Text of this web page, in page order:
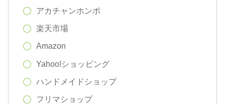
アカチャンホンポ
楽天市場
Amazon
Yahoo!ショッピング
ハンドメイドショップ
フリマショップ